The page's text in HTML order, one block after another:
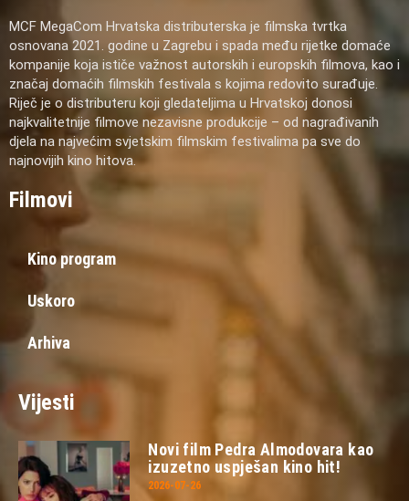
MCF MegaCom Hrvatska distributerska je filmska tvrtka
osnovana 2021. godine u Zagrebu i spada među rijetke domaće
kompanije koja ističe važnost autorskih i europskih filmova, kao i
značaj domaćih filmskih festivala s kojima redovito surađuje.
Riječ je o distributeru koji gledateljima u Hrvatskoj donosi
najkvalitetnije filmove nezavisne produkcije – od nagrađivanih
djela na najvećim svjetskim filmskim festivalima pa sve do
najnovijih kino hitova.
Filmovi
Kino program
Uskoro
Arhiva
Vijesti
Novi film Pedra Almodovara kao
izuzetno uspješan kino hit!
2026-07-26